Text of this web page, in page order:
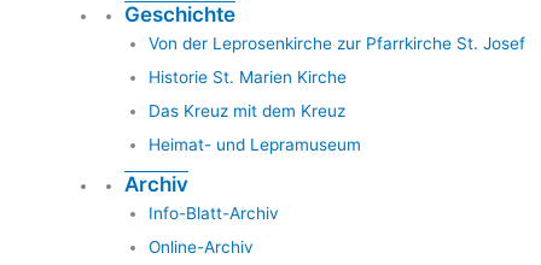
Geschichte
Von der Leprosenkirche zur Pfarrkirche St. Josef
Historie St. Marien Kirche
Das Kreuz mit dem Kreuz
Heimat- und Lepramuseum
Archiv
Info-Blatt-Archiv
Online-Archiv